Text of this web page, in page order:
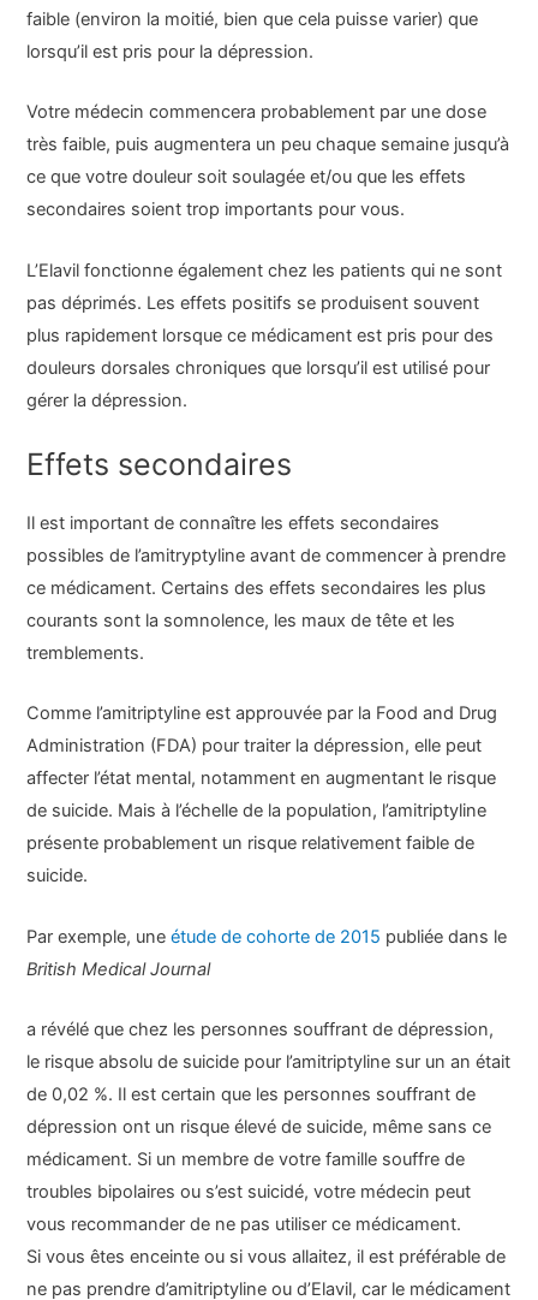
faible (environ la moitié, bien que cela puisse varier) que
lorsqu’il est pris pour la dépression.
Votre médecin commencera probablement par une dose
très faible, puis augmentera un peu chaque semaine jusqu’à
ce que votre douleur soit soulagée et/ou que les effets
secondaires soient trop importants pour vous.
L’Elavil fonctionne également chez les patients qui ne sont
pas déprimés. Les effets positifs se produisent souvent
plus rapidement lorsque ce médicament est pris pour des
douleurs dorsales chroniques que lorsqu’il est utilisé pour
gérer la dépression.
Effets secondaires
Il est important de connaître les effets secondaires
possibles de l’amitryptyline avant de commencer à prendre
ce médicament. Certains des effets secondaires les plus
courants sont la somnolence, les maux de tête et les
tremblements.
Comme l’amitriptyline est approuvée par la Food and Drug
Administration (FDA) pour traiter la dépression, elle peut
affecter l’état mental, notamment en augmentant le risque
de suicide. Mais à l’échelle de la population, l’amitriptyline
présente probablement un risque relativement faible de
suicide.
Par exemple, uneétude de cohorte de 2015 publiée dans le
British Medical Journal
a révélé que chez les personnes souffrant de dépression,
le risque absolu de suicide pour l’amitriptyline sur un an était
de 0,02 %. Il est certain que les personnes souffrant de
dépression ont un risque élevé de suicide, même sans ce
médicament. Si un membre de votre famille souffre de
troubles bipolaires ou s’est suicidé, votre médecin peut
vous recommander de ne pas utiliser ce médicament.
Si vous êtes enceinte ou si vous allaitez, il est préférable de
ne pas prendre d’amitriptyline ou d’Elavil, car le médicament